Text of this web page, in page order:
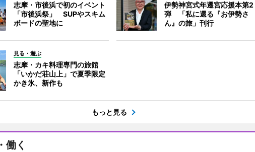
志摩・市後浜で初のイベント
「市後浜祭」 SUPやスキム
ボードの聖地に
伊勢神宮式年遷宮応援本第2
弾 「私に還る『お伊勢さ
ん』の旅」刊行
見る・遊ぶ
志摩・カキ料理専門の旅館
「いかだ荘山上」で夏季限定
かき氷、新作も
もっと見る
働く